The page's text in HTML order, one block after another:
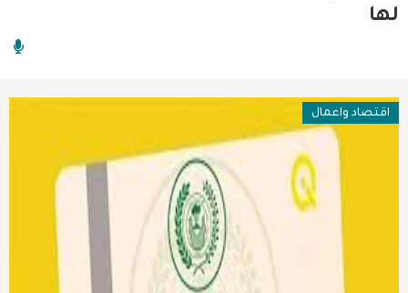
لها
اقتصاد واعمال
امنية
فن وثقافة
عربية ودولية
تقنيات